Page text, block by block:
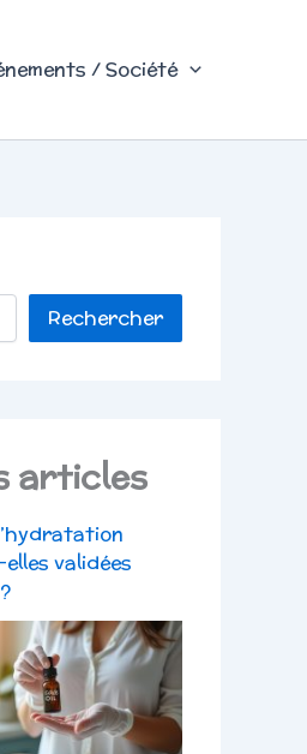
/ Société
Rechercher
articles
validées